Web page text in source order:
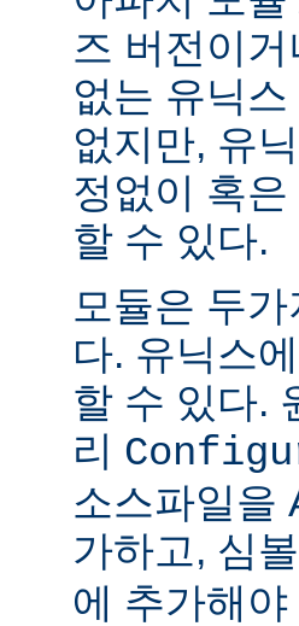
즈 버전이
없는 유닉
없지만, 유
정없이 혹
할 수 있다.
모듈은 두
다. 유닉스
할 수 있다.
리
소스파일을
가하고, 심
에 추가해야